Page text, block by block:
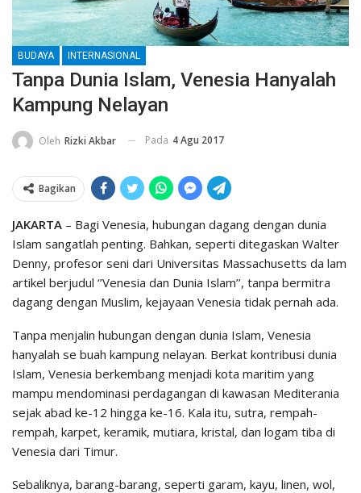
BUDAYA INTERNASIONAL
Tanpa Dunia Islam, Venesia Hanyalah
Kampung Nelayan
Oleh Rizki Akbar Pada 4 Agu 2017
Bagikan
JAKARTA – Bagi Venesia, hubungan dagang dengan dunia
Islam sangatlah penting. Bahkan, seperti ditegaskan Walter
Denny, profesor seni dari Universitas Massachusetts da lam
artikel berjudul ‘’Venesia dan Dunia Islam’’, tanpa bermitra
dagang dengan Muslim, kejayaan Venesia tidak pernah ada.
Tanpa menjalin hubungan dengan dunia Islam, Venesia
hanyalah se buah kampung nelayan. Berkat kontribusi dunia
Islam, Venesia berkembang menjadi kota maritim yang
mampu mendominasi perdagangan di kawasan Mediterania
sejak abad ke-12 hingga ke-16. Kala itu, sutra, rempah-
rempah, karpet, keramik, mutiara, kristal, dan logam tiba di
Venesia dari Timur.
Sebaliknya, barang-barang, seperti garam, kayu, linen, wol,